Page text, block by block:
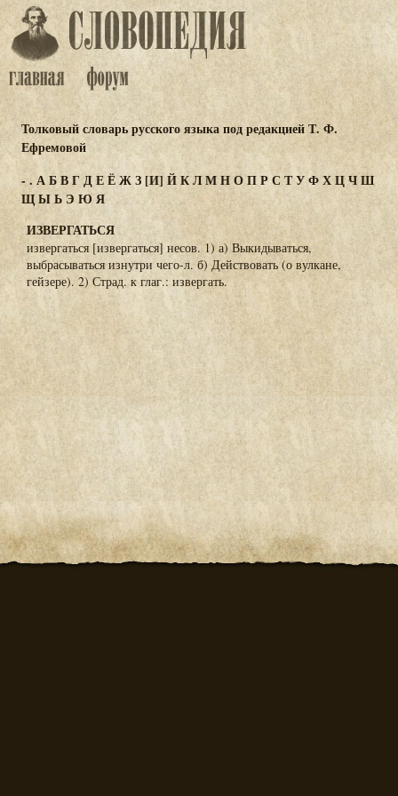
Толковый словарь русского языка под редакцией Т. Ф.
Ефремовой
- . АБВГДЕЁЖЗ [И] ЙКЛМНОПРС ТУФХЦЧШ
ЩЫЬЭ ЮЯ
ИЗВЕРГАТЬСЯ
извергаться [извергаться] несов. 1) а) Выкидываться,
выбрасываться изнутри чего-л. б) Действовать (о вулкане,
гейзере). 2) Страд. к глаг.: извергать.